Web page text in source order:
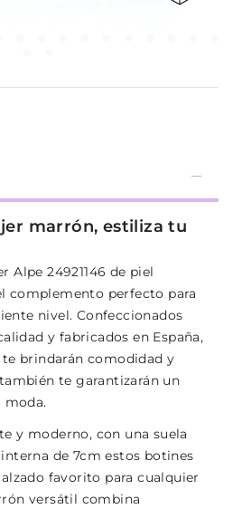
marrón, estiliza tu
Alpe 24921146 de piel
complemento perfecto para
nivel. Confeccionados
y fabricados en España,
brindarán comodidad y
te garantizarán un
moda.
y moderno, con una suela
de 7cm estos botines
favorito para cualquier
versátil combina